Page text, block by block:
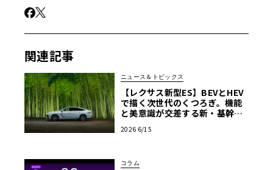
関連記事
ニュース＆トピックス
【レクサス新型ES】BEVとHEV
で描く次世代のくつろぎ。機能
と美意識が交差する新・基幹セ
2026 6/15
コラム